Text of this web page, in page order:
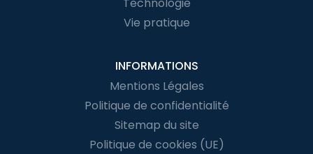
Technologie
Vie pratique
INFORMATIONS
Mentions Légales
Politique de confidentialité
Sitemap du site
Politique de cookies (UE)